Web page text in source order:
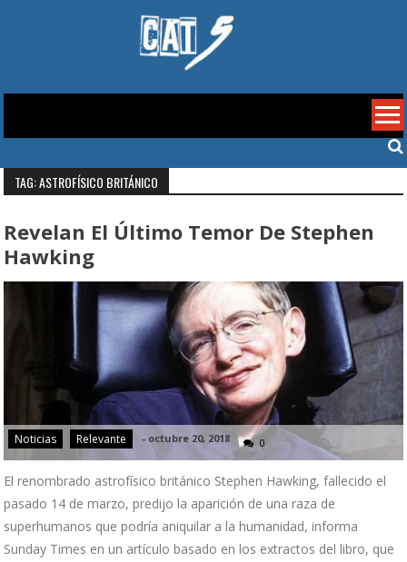
Cat 5
TAG: ASTROFÍSICO BRITÁNICO
Revelan El Último Temor De Stephen
Hawking
Noticias Relevante - octubre 20, 2018 0
El renombrado astrofísico británico Stephen Hawking, fallecido el
pasado 14 de marzo, predijo la aparición de una raza de
superhumanos que podría aniquilar a la humanidad, informa
Sunday Times en un artículo basado en los extractos del libro, que